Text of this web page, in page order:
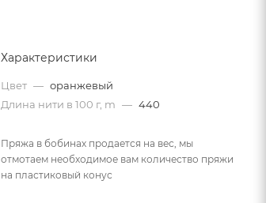
Характеристики
Цвет — оранжевый
Длина нити в 100 г, m — 440
Пряжа в бобинах продается на вес, мы
отмотаем необходимое вам количество пряжи
на пластиковый конус